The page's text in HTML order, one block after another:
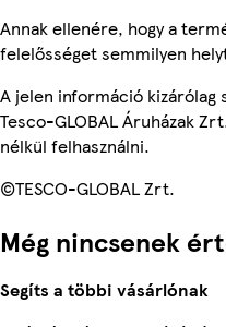
Annak ellenére, hogy a
felelősséget semmilyen
A jelen információ kizárólag
Tesco-GLOBAL Áruházak
nélkül felhasználni.
©TESCO-GLOBAL Zrt.
Még nincsenek
Segíts a többi vásárlónak